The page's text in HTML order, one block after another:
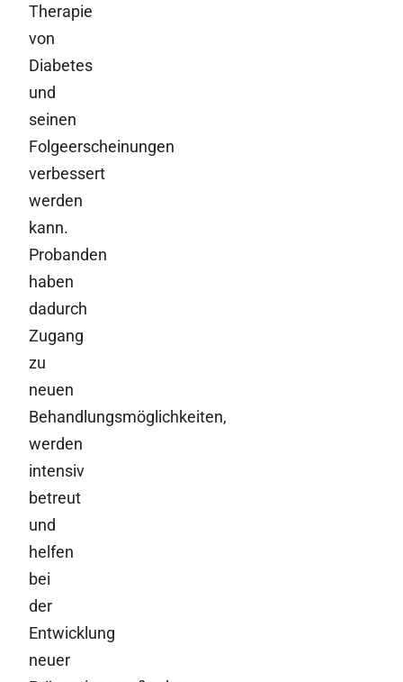
Therapie
von
Diabetes
und
seinen
Folgeerscheinungen
verbessert
werden
kann.
Probanden
haben
dadurch
Zugang
zu
neuen
Behandlungsmöglichkeiten,
werden
intensiv
betreut
und
helfen
bei
der
Entwicklung
neuer